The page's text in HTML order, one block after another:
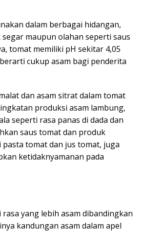
dalam berbagai hidangan,
maupun olahan seperti saus
tomat memiliki pH sekitar 4,05
cukup asam bagi penderita
dan asam sitrat dalam tomat
produksi asam lambung,
seperti rasa panas di dada dan
saus tomat dan produk
tomat dan jus tomat, juga
ketidaknyamanan pada
yang lebih asam dibandingkan
kandungan asam dalam apel